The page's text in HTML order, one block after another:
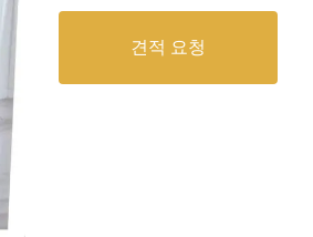
견적 요청